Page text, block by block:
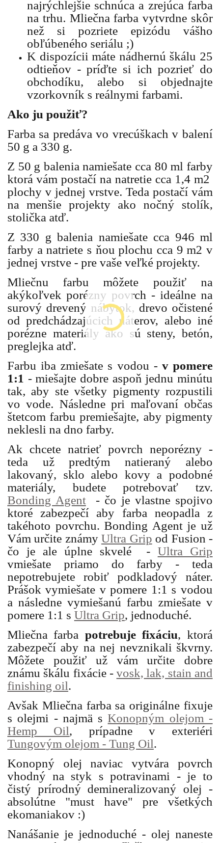
najrýchlejšie schnúca a zrejúca farba
na trhu. Mliečna farba vytvrdne skôr
než si pozriete epizódu vášho
obľúbeného seriálu ;)
K dispozícii máte nádhernú škálu 25
odtieňov - príďte si ich pozrieť do
obchodíku, alebo si objednajte
vzorkovník s reálnymi farbami.
Ako ju použiť?
Farba sa predáva vo vrecúškach v balení
50 g a 330 g.
Z 50 g balenia namiešate cca 80 ml farby
ktorá vám postačí na natretie cca 1,4 m2
plochy v jednej vrstve. Teda postačí vám
na menšie projekty ako nočný stolík,
stolička atď.
Z 330 g balenia namiešate cca 946 ml
farby a natriete s ňou plochu cca 9 m2 v
jednej vrstve - pre vaše veľké projekty.
Mliečnu farbu môžete použiť na
akýkoľvek porézny povrch - ideálne na
surový drevený nábytok, drevo očistené
od predchádzajúcich náterov, alebo iné
porézne materiály ako sú steny, betón,
preglejka atď.
Farbu iba zmiešate s vodou - v pomere
1:1 - miešajte dobre aspoň jednu minútu
tak, aby ste všetky pigmenty rozpustili
vo vode. Následne pri maľovaní občas
štetcom farbu premiešajte, aby pigmenty
neklesli na dno farby.
Ak chcete natrieť povrch neporézny -
teda už predtým natieraný alebo
lakovaný, sklo alebo kovy a podobné
materiály, budete potrebovať tzv.
Bonding Agent - čo je vlastne spojivo
ktoré zabezpečí aby farba neopadla z
takéhoto povrchu. Bonding Agent je už
Vám určite známyUltra Grip od Fusion -
čo je ale úplne skvelé - Ultra Grip
vmiešate priamo do farby - teda
nepotrebujete robiť podkladový náter.
Prášok vymiešate v pomere 1:1 s vodou
a následne vymiešanú farbu zmiešate v
pomere 1:1 s Ultra Grip, jednoduché.
Mliečna farba potrebuje fixáciu, ktorá
zabezpečí aby na nej nevznikali škvrny.
Môžete použiť už vám určite dobre
známu škálu fixácie -vosk, lak, stain and
finishing oil.
Avšak Mliečna farba sa originálne fixuje
s olejmi - najmä sKonopným olejom -
Hemp Oil, prípadne v exteriéri
Tungovým olejom - Tung Oil.
Konopný olej naviac vytvára povrch
vhodný na styk s potravinami - je to
čistý prírodný demineralizovaný olej -
absolútne "must have" pre všetkých
ekomaniakov :)
Nanášanie je jednoduché - olej naneste